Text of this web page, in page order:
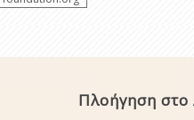
Πλοήγηση στο